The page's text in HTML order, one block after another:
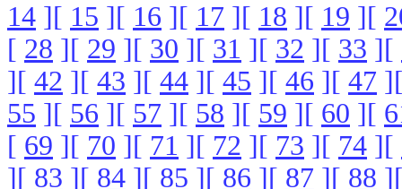
14 ][ 15 ][ 16 ][ 17 ][ 18 ][ 19 ][
[ 28 ][ 29 ][ 30 ][ 31 ][ 32 ][ 33 ][
][ 42 ][ 43 ][ 44 ][ 45 ][ 46 ][ 47
55 ][ 56 ][ 57 ][ 58 ][ 59 ][ 60 ][
[ 69 ][ 70 ][ 71 ][ 72 ][ 73 ][ 74 ][
][ 83 ][ 84 ][ 85 ][ 86 ][ 87 ][ 88